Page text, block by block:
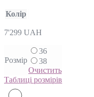
Колір
7'299 UAH
Розмір
36
38
Очистить
Таблиці розмірів